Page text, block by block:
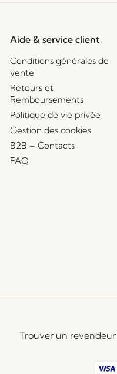
Aide & service client
Conditions générales de
vente
Retours et
Remboursements
Politique de vie privée
Gestion des cookies
B2B – Contacts
FAQ
Trouver un revendeur